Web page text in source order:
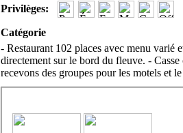
Privilèges:
Catégorie
- Restaurant 102 places avec menu varié
directement sur le bord du fleuve. -
recevons des groupes pour les motels et